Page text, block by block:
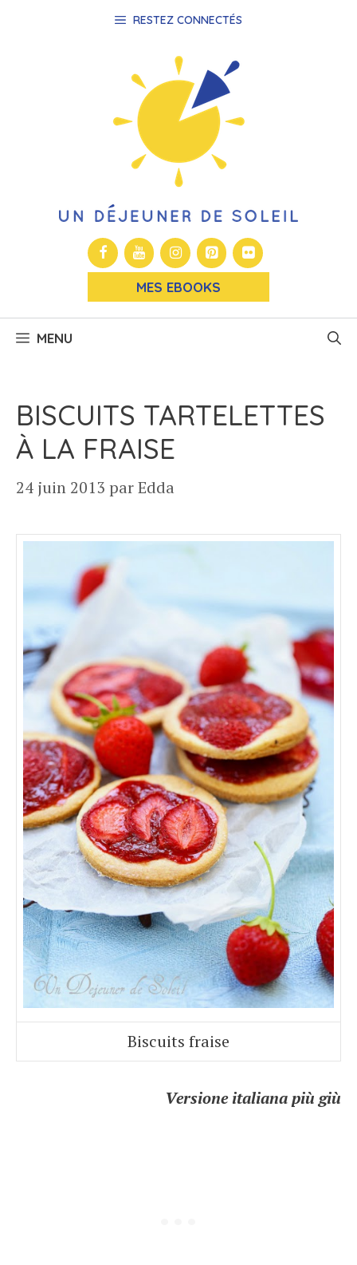
RESTEZ CONNECTÉS
MES EBOOKS
MENU
BISCUITS TARTELETTES
À LA FRAISE
24 juin 2013 parEdda
Biscuits fraise
Versione italiana più giù